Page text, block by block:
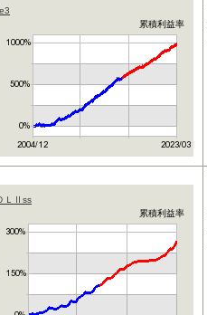
累積利益率
ＬⅡss
累積利益率